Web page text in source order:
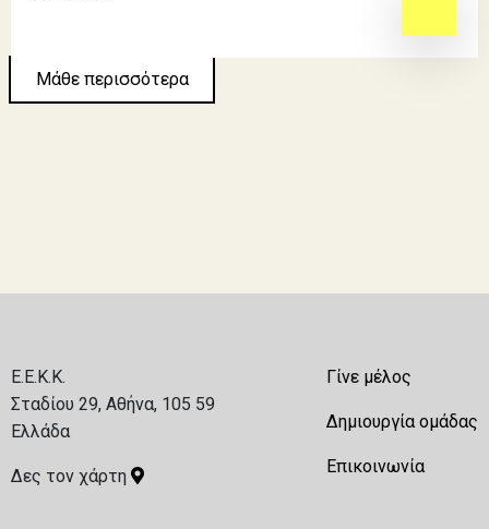
Μάθε περισσότερα
E.E.K.K.
Σταδίου 29, Αθήνα, 105 59
Ελλάδα
Δες τον χάρτη
Γίνε μέλος
Δημιουργία ομάδας
Επικοινωνία